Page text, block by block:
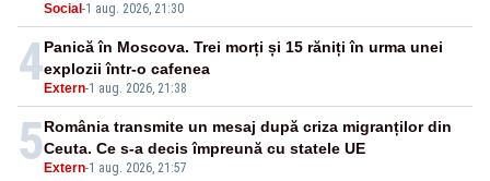
Social -1 aug. 2026, 21:30
4 Extern-1 aug. 2026, 21:38
Panică în Moscova. Trei morți și 15 răniți în urma unei
explozii într-o cafenea
5 Extern-1 aug. 2026, 21:57
România transmite un mesaj după criza migranților din
Ceuta. Ce s-a decis împreună cu statele UE